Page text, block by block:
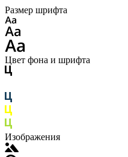
Размер шрифта
Цвет фона и шрифта
Изображения